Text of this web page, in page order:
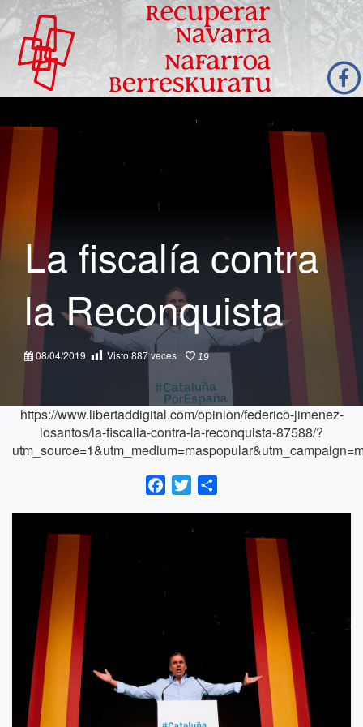
La fiscalía contra
la Reconquista
08/04/2019 Visto887veces 19
https://www.libertaddigital.com/opinion/federico-jimenez-
losantos/la-fiscalia-contra-la-reconquista-87588/?
Facebook
Twitter